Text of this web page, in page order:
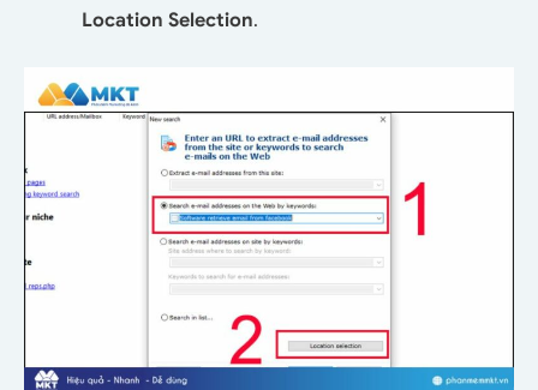
Location Selection.